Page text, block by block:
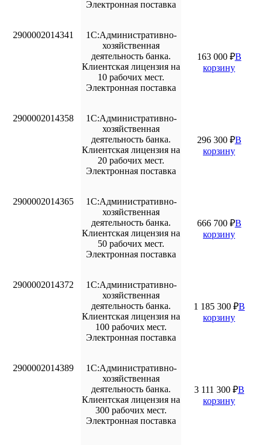
Электронная поставка
2900002014341
1С:Административно-
хозяйственная
деятельность банка.
Клиентская лицензия на
10 рабочих мест.
Электронная поставка
163 000 ₽В
корзину
2900002014358
1С:Административно-
хозяйственная
деятельность банка.
Клиентская лицензия на
20 рабочих мест.
Электронная поставка
296 300 ₽В
корзину
2900002014365
1С:Административно-
хозяйственная
деятельность банка.
Клиентская лицензия на
50 рабочих мест.
Электронная поставка
666 700 ₽В
корзину
2900002014372
1С:Административно-
хозяйственная
деятельность банка.
Клиентская лицензия на
100 рабочих мест.
Электронная поставка
1 185 300 ₽В
корзину
2900002014389
1С:Административно-
хозяйственная
деятельность банка.
Клиентская лицензия на
300 рабочих мест.
Электронная поставка
3 111 300 ₽В
корзину